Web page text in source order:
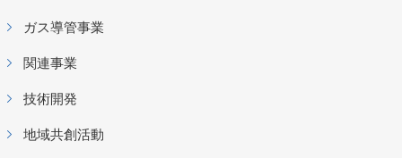
ガス導管事業
関連事業
技術開発
地域共創活動